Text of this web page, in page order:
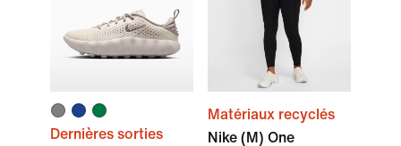
Dernières sorties
Matériaux recyclés
Nike (M) One